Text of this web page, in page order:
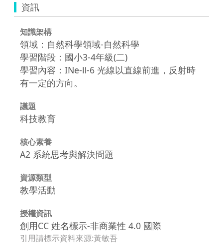
資訊
知識架構
領域：自然科學領域-自然科學
學習階段：國小3-4年級(二)
學習內容：INe-Ⅱ-6 光線以直線前進，反射時
有一定的方向。
議題
科技教育
核心素養
A2 系統思考與解決問題
資源類型
教學活動
授權資訊
創用CC 姓名標示-非商業性 4.0 國際
引用請標示資料來源:黃敏吾